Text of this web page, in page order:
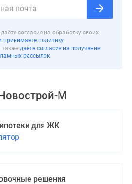
согласие на обработку своих
принимаете политику
также даёте согласие на получение
рассылок
М
для ЖК
решения